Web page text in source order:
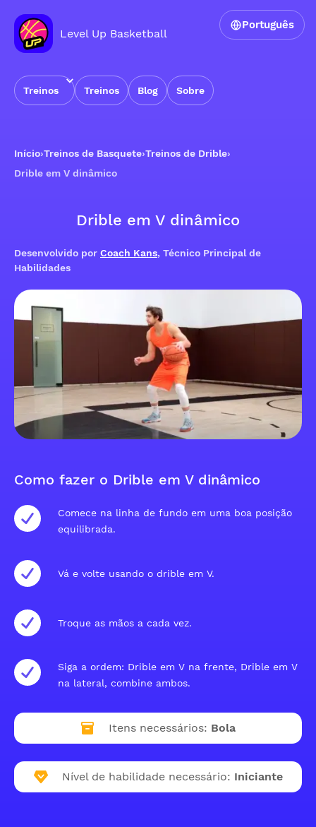
Level Up Basketball
Treinos Treinos Blog Sobre
Português
Início›Treinos de Basquete›Treinos de Drible›
Drible em V dinâmico
Drible em V dinâmico
Desenvolvido por Coach Kans, Técnico Principal de
Habilidades
Como fazer o Drible em V dinâmico
Comece na linha de fundo em uma boa posição
equilibrada.
Vá e volte usando o drible em V.
Troque as mãos a cada vez.
Siga a ordem: Drible em V na frente, Drible em V
na lateral, combine ambos.
Itens necessários: Bola
Nível de habilidade necessário: Iniciante